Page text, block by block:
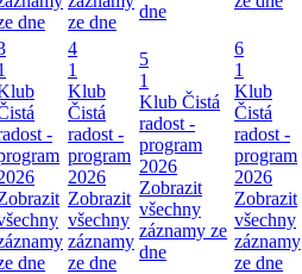
dne
ze dne
dne
-
dne
4
1
Klub
Čistá
radost -
program
2026
Zobrazit
všechny
záznamy
ze dne
5
1
Klub Čistá
radost -
program
2026
Zobrazit
všechny
záznamy ze
dne
6
1
Klub
Čistá
radost -
program
2026
Zobrazit
všechny
záznamy
ze dne